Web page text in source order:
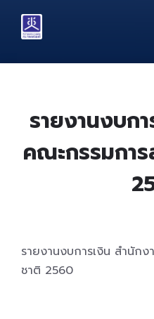
content
main
footer
รายงานงบก
คณะกรรมกา
รายงานงบการเงิน สำนัก
ชาติ 2560